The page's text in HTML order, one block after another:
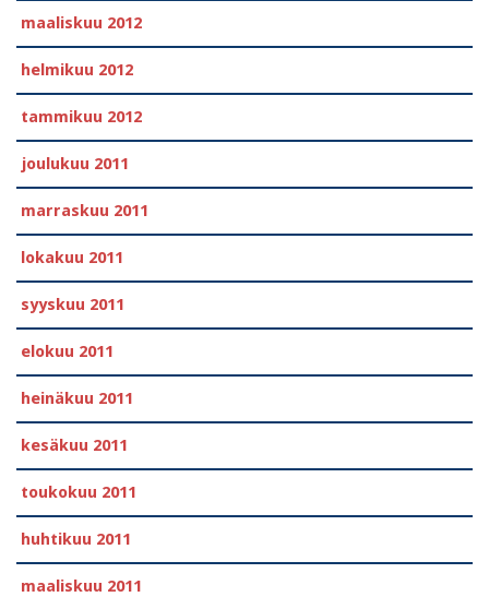
maaliskuu 2012
helmikuu 2012
tammikuu 2012
joulukuu 2011
marraskuu 2011
lokakuu 2011
syyskuu 2011
elokuu 2011
heinäkuu 2011
kesäkuu 2011
toukokuu 2011
huhtikuu 2011
maaliskuu 2011